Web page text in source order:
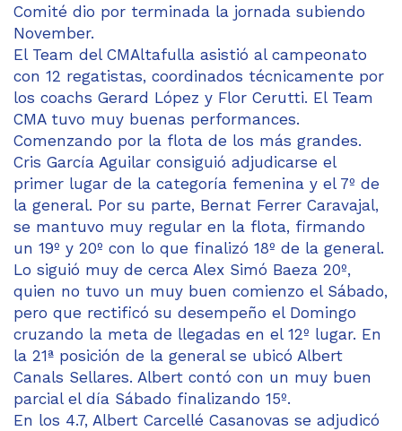
Comité dio por terminada la jornada subiendo
November.
El Team del CMAltafulla asistió al campeonato
con 12 regatistas, coordinados técnicamente por
los coachs Gerard López y Flor Cerutti. El Team
CMA tuvo muy buenas performances.
Comenzando por la flota de los más grandes.
Cris García Aguilar consiguió adjudicarse el
primer lugar de la categoría femenina y el 7º de
la general. Por su parte, Bernat Ferrer Caravajal,
se mantuvo muy regular en la flota, firmando
un 19º y 20º con lo que finalizó 18º de la general.
Lo siguió muy de cerca Alex Simó Baeza 20º,
quien no tuvo un muy buen comienzo el Sábado,
pero que rectificó su desempeño el Domingo
cruzando la meta de llegadas en el 12º lugar. En
la 21ª posición de la general se ubicó Albert
Canals Sellares. Albert contó con un muy buen
parcial el día Sábado finalizando 15º.
En los 4.7, Albert Carcellé Casanovas se adjudicó